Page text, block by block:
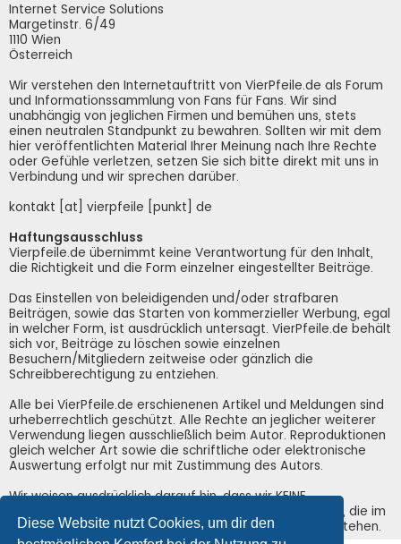
Diese Website nutzt Cookies, um dir den
Internet Service Solutions
Margetinstr. 6/49
1110 Wien
Österreich
Wir verstehen den Internetauftritt von VierPfeile.de als Forum
und Informationssammlung von Fans für Fans. Wir sind
unabhängig von jeglichen Firmen und bemühen uns, stets
einen neutralen Standpunkt zu bewahren. Sollten wir mit dem
hier veröffentlichten Material Ihrer Meinung nach Ihre Rechte
oder Gefühle verletzen, setzen Sie sich bitte direkt mit uns in
Verbindung und wir sprechen darüber.
kontakt [at] vierpfeile [punkt] de
Haftungsausschluss
Vierpfeile.de übernimmt keine Verantwortung für den Inhalt,
die Richtigkeit und die Form einzelner eingestellter Beiträge.
Das Einstellen von beleidigenden und/oder strafbaren
Beiträgen, sowie das Starten von kommerzieller Werbung, egal
in welcher Form, ist ausdrücklich untersagt. VierPfeile.de behält
sich vor, Beiträge zu löschen sowie einzelnen
Besuchern/Mitgliedern zeitweise oder gänzlich die
Schreibberechtigung zu entziehen.
Alle bei VierPfeile.de erschienenen Artikel und Meldungen sind
urheberrechtlich geschützt. Alle Rechte an jeglicher weiterer
Verwendung liegen ausschließlich beim Autor. Reproduktionen
gleich welcher Art sowie die schriftliche oder elektronische
Auswertung erfolgt nur mit Zustimmung des Autors.
Wir weisen ausdrücklich darauf hin, dass wir KEINE
Verantwortung für irgendwelche Schäden übernehmen, die im
Zusammenhang mit der Nutzung von VierPfeile.de entstehen.